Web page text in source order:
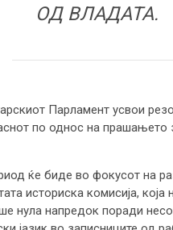
ОД ВЛАДАТА.
Парламент усвои
по однос на
ќе биде во фокусот на
историска комисија,
нула напредок поради